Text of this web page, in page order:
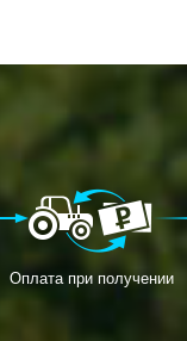
Оплата при получении